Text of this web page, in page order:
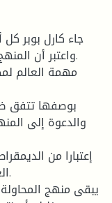
واعتبر أن
والدعوة إلى